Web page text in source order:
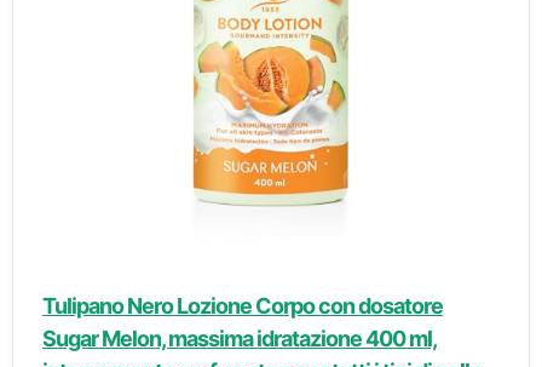
Tulipano Nero Lozione Corpo con dosatore
Sugar Melon, massima idratazione 400 ml,